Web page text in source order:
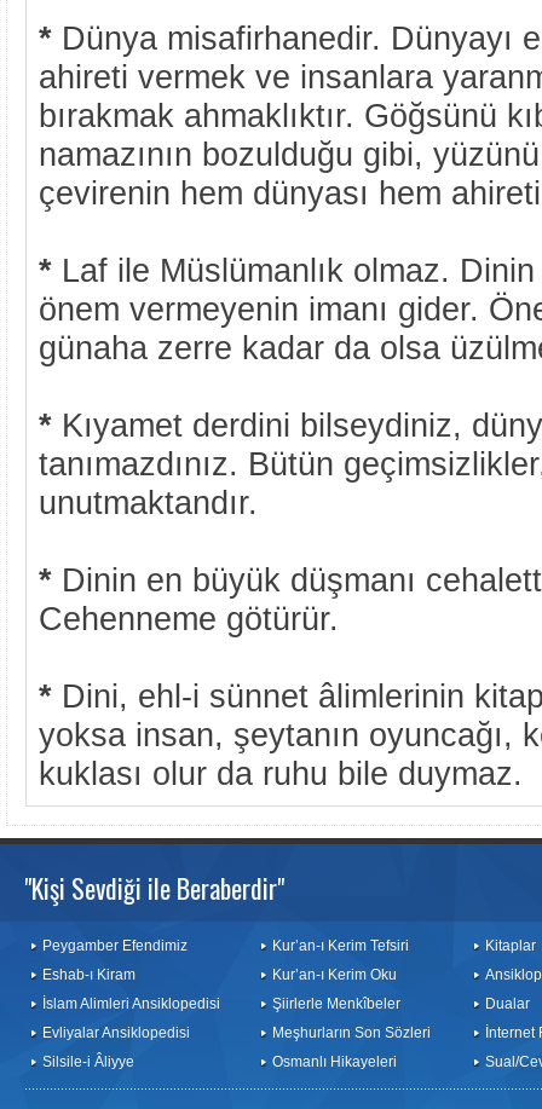
* Dünya misafirhanedir. Dünyayı
ahireti vermek ve insanlara
bırakmak ahmaklıktır. Göğsünü
namazının bozulduğu gibi,
çevirenin hem dünyası hem
* Laf ile Müslümanlık olmaz.
önem vermeyenin imanı gider.
günaha zerre kadar da olsa
* Kıyamet derdini bilseydiniz,
tanımazdınız. Bütün
unutmaktandır.
* Dinin en büyük düşmanı
Cehenneme götürür.
* Dini, ehl-i sünnet âlimlerinin
yoksa insan, şeytanın oyuncağı,
kuklası olur da ruhu bile duymaz.
"Kişi Sevdiği ile Beraberdir"
Peygamber Efendimiz
Eshab-ı Kiram
İslam Alimleri Ansiklopedisi
Evliyalar Ansiklopedisi
Silsile-i Âliyye
Kur’an-ı Kerim Tefsiri
Kur’an-ı Kerim Oku
Şiirlerle Menkîbeler
Meşhurların Son Sözleri
Osmanlı Hikayeleri
Kitaplar
Dualar
İnternet
Sual/